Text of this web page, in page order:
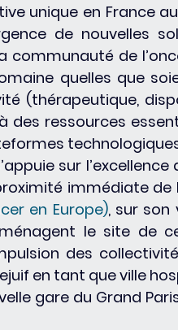
unique en France
de nouvelles
communauté de
quelles que
(thérapeutique,
des ressources
sur
immédiate de
en Europe), sur son
le site de
des
en tant que ville
gare du Grand